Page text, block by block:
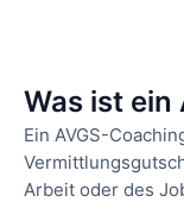
Was ist ein
Ein AVGS-
Arbeit oder des